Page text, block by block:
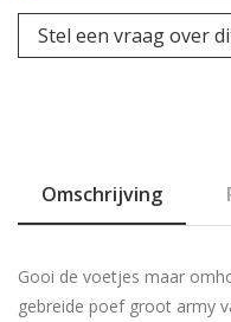
Stel een vraag over
Omschrijving
Gooi de voetjes maar
gebreide poef groot army